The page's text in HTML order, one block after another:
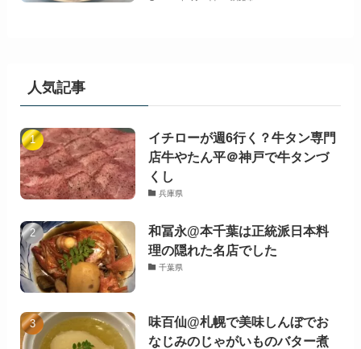
人気記事
イチローが週6行く？牛タン専門
店牛やたん平＠神戸で牛タンづ
くし
兵庫県
和冨永@本千葉は正統派日本料
理の隠れた名店でした
千葉県
味百仙@札幌で美味しんぼでお
なじみのじゃがいものバター煮